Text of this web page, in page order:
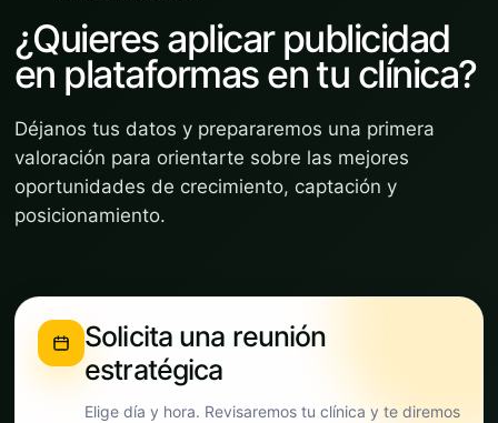
¿Quieres aplicar publicidad
en plataformas en tu clínica?
Déjanos tus datos y prepararemos una primera
valoración para orientarte sobre las mejores
oportunidades de crecimiento, captación y
posicionamiento.
Solicita una reunión
estratégica
Elige día y hora. Revisaremos tu clínica y te diremos